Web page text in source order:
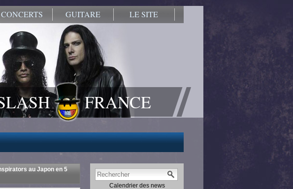
CONCERTS GUITARE LE SITE
FRANCE
au Japon en 5
Calendrier des news